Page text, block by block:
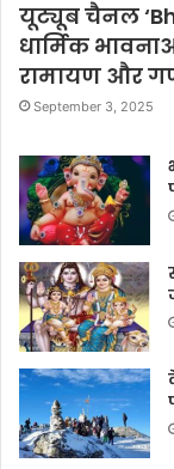
यूट्यूब चैनल
धार्मिक
रामायण और
September 3, 2025